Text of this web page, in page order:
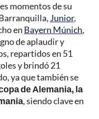
momentos de su
Junior,
en Bayern Múnich,
de aplaudir y
repartidos en 51
y brindó 21
ya que también se
de Alemania, la
, siendo clave en